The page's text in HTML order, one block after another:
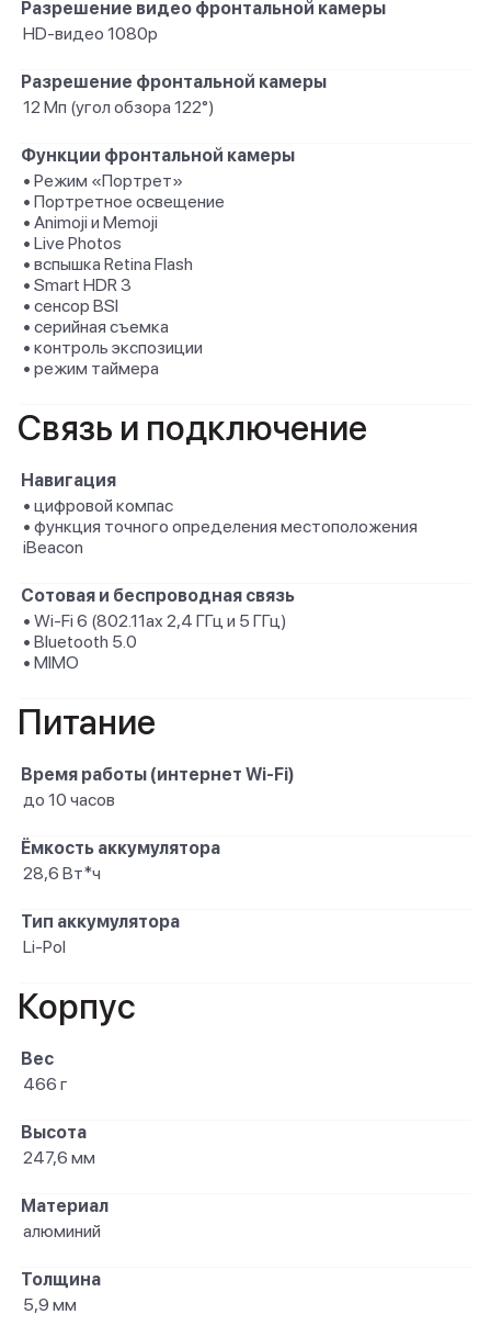
Разрешение видео фронтальной камеры
HD-видео 1080p
Разрешение фронтальной камеры
12 Мп (угол обзора 122°)
Функции фронтальной камеры
• Режим «Портрет»
• Портретное освещение
• Animoji и Memoji
• Live Photos
• вспышка Retina Flash
• Smart HDR 3
• сенсор BSI
• серийная съемка
• контроль экспозиции
• режим таймера
Связь и подключение
Навигация
• цифровой компас
• функция точного определения местоположения
iBeacon
Сотовая и беспроводная связь
• Wi-Fi 6 (802.11ax 2,4 ГГц и 5 ГГц)
• Bluetooth 5.0
• MIMO
Питание
Время работы (интернет Wi-Fi)
до 10 часов
Ёмкость аккумулятора
28,6 Вт*ч
Тип аккумулятора
Li-Pol
Корпус
Вес
466 г
Высота
247,6 мм
Материал
алюминий
Толщина
5,9 мм